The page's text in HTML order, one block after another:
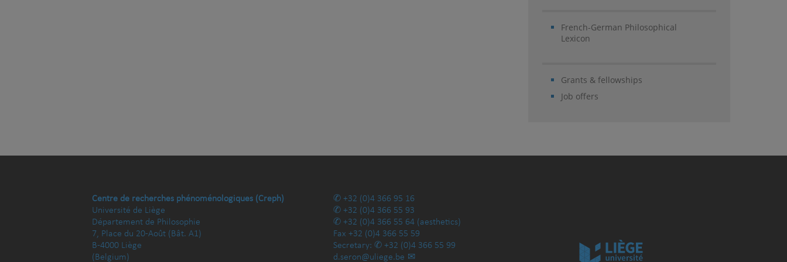
French-German Philosophical
Lexicon
Grants & fellowships
Job offers
Centre de recherches phénoménologiques (Creph)
Université de Liège
Département de Philosophie
7, Place du 20-Août (Bât. A1)
B-4000 Liège
(Belgium)
+32 (0)4 366 95 16
+32 (0)4 366 55 93
+32 (0)4 366 55 64 (aesthetics)
Fax +32 (0)4 366 55 59
Secretary:
+32 (0)4 366 55 99
d.seron@uliege.be